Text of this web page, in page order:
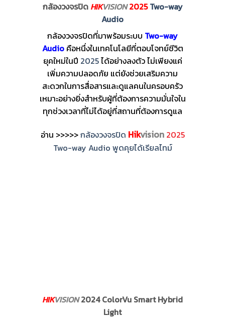
กล้องวงจรปิด HIKVISION 2025 Two-way
Audio
กล้องวงจรปิดที่มาพร้อมระบบ Two-way
Audioคือหนึ่งในเทคโนโลยีที่ตอบโจทย์ชีวิต
ยุคใหม่ในปี 2025ได้อย่างลงตัว ไม่เพียงแค่
เพิ่มความปลอดภัย แต่ยังช่วยเสริมความ
สะดวกในการสื่อสารและดูแลคนในครอบครัว
เหมาะอย่างยิ่งสำหรับผู้ที่ต้องการความมั่นใจใน
ทุกช่วงเวลาที่ไม่ได้อยู่ที่สถานที่ต้องการดูแล
อ่าน >>>>>กล้องวงจรปิด Hikvision 2025
Two-way Audio พูดคุยได้เรียลไทม์
HIKVISION2024 ColorVu Smart Hybrid
Light